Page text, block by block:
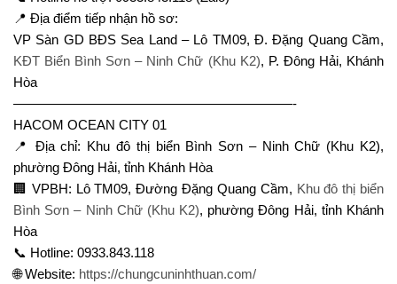
📍 Địa điểm tiếp nhận hồ sơ:
VP Sàn GD BĐS Sea Land – Lô TM09, Đ. Đặng Quang Cầm,
KĐT Biển Bình Sơn – Ninh Chữ (Khu K2), P. Đông Hải, Khánh
Hòa
—————————————————————-
HACOM OCEAN CITY 01
📍 Địa chỉ: Khu đô thị biển Bình Sơn – Ninh Chữ (Khu K2),
phường Đông Hải, tỉnh Khánh Hòa
🏢 VPBH: Lô TM09, Đường Đặng Quang Cầm, Khu đô thị biển
Bình Sơn – Ninh Chữ (Khu K2), phường Đông Hải, tỉnh Khánh
Hòa
📞 Hotline: 0933.843.118
🌐 Website: https://chungcuninhthuan.com/